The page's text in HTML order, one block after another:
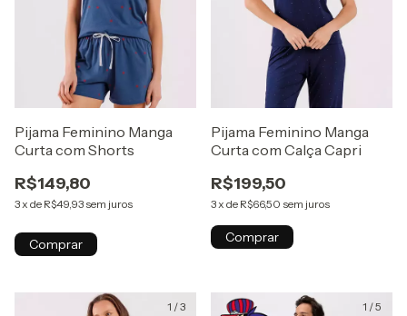
Pijama Feminino Manga
Curta com Shorts
R$149,80
3 x de R$49,93 sem juros
Comprar
Pijama Feminino Manga
Curta com Calça Capri
R$199,50
3 x de R$66,50 sem juros
Comprar
1 /3 1 /5